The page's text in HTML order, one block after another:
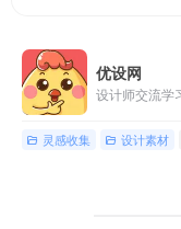
优设网
灵感收集 设计素材